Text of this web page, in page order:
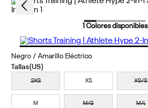
Colores disponibles
Negro / Amarillo Eléctrico
2XS XS XS/S
M M/S M/L